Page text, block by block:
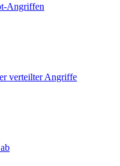
Angriffen
verteilter Angriffe